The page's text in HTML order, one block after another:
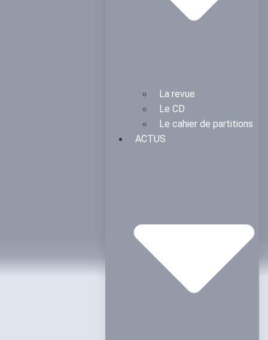
La revue
Le CD
Le cahier de partitions
ACTUS